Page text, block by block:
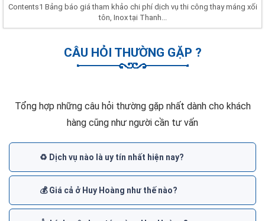
Contents1 Bảng báo giá tham khảo chi phí dịch vụ thi công thay máng xối
tôn, Inox tại Thanh...
CÂU HỎI THƯỜNG GẶP ?
Tổng hợp những câu hỏi thường gặp nhất dành cho khách
hàng cũng như người cần tư vấn
♻️ Dịch vụ nào là uy tín nhất hiện nay?
💰 Giá cả ở Huy Hoàng như thế nào?